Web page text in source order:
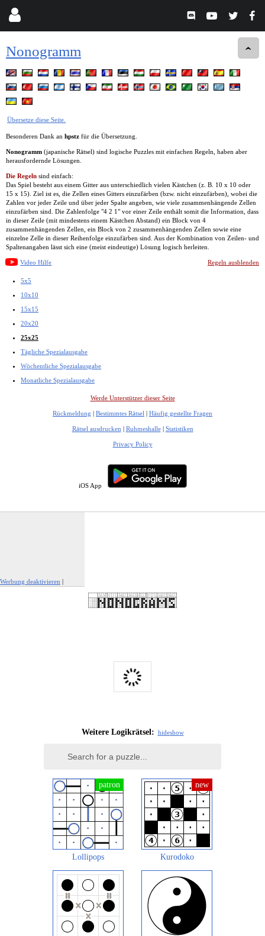
Nonogramm
Übersetze diese Seite.
Besonderen Dank an hpstz für die Übersetzung.
Nonogramm (japanische Rätsel) sind logische Puzzles mit einfachen Regeln, haben aber
herausfordernde Lösungen.
Die Regeln sind einfach:
Das Spiel besteht aus einem Gitter aus unterschiedlich vielen Kästchen (z. B. 10 x 10 oder
15 x 15). Ziel ist es, die Zellen eines Gitters einzufärben (bzw. nicht einzufärben), wobei die
Zahlen vor jeder Zeile und über jeder Spalte angeben, wie viele zusammenhängende Zellen
einzufärben sind. Die Zahlenfolge "4 2 1" vor einer Zeile enthält somit die Information, dass
in dieser Zeile (mit mindestens einem Kästchen Abstand) ein Block von 4
zusammenhängenden Zellen, ein Block von 2 zusammenhängenden Zellen sowie eine
einzelne Zelle in dieser Reihenfolge einzufärben sind. Aus der Kombination von Zeilen- und
Spaltenangaben lässt sich eine (meist eindeutige) Lösung logisch herleiten.
Video Hilfe Regeln ausblenden
5x5
10x10
15x15
20x20
25x25
Tägliche Spezialausgabe
Wöchentliche Spezialausgabe
Monatliche Spezialausgabe
Werde Unterstützer dieser Seite
Rückmeldung | Bestimmtes Rätsel | Häufig gestellte Fragen
Rätsel ausdrucken | Ruhmeshalle| Statistiken
Privacy Policy
iOS App
Werbung deaktivieren |
Weitere Logikrätsel: hideshow
Lollipops Kurodoko